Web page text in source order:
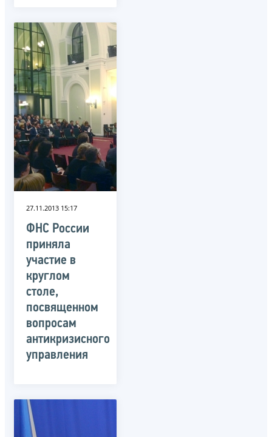
27.11.2013 15:17
ФНС России
приняла
участие в
круглом
столе,
посвященном
вопросам
антикризисного
управления